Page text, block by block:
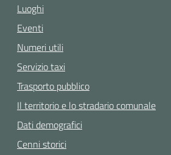
Luoghi
Eventi
Numeri utili
Servizio taxi
Trasporto pubblico
Il territorio e lo stradario comunale
Dati demografici
Cenni storici